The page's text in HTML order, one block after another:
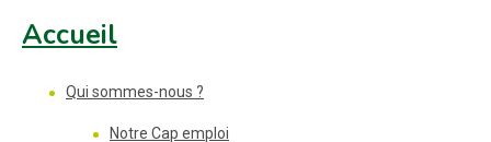
Accueil
Qui sommes-nous ?
Notre Cap emploi